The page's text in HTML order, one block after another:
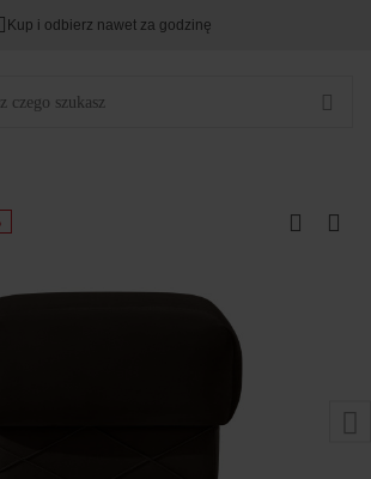
Kup i odbierz nawet za godzinę